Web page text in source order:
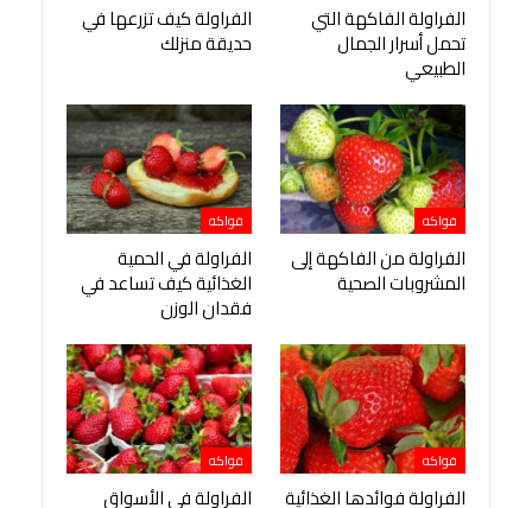
الفراولة الفاكهة التي
تحمل أسرار الجمال
الطبيعي
الفراولة كيف تزرعها في
حديقة منزلك
فواكه
الفراولة من الفاكهة إلى
المشروبات الصحية
فواكه
الفراولة في الحمية
الغذائية كيف تساعد في
فقدان الوزن
فواكه
الفراولة فوائدها الغذائية
فواكه
الفراولة في الأسواق